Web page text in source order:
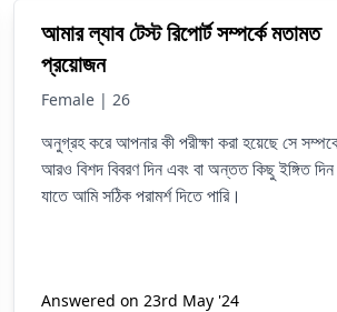
আমার ল্যাব টেস্ট রিপোর্ট সম্পর্কে মতামত
প্রয়োজন
Female | 26
অনুগ্রহ করে আপনার কী পরীক্ষা করা হয়েছে সে
আরও বিশদ বিবরণ দিন এবং বা অন্তত কিছু ইঙ্গিত দিন
যাতে আমি সঠিক পরামর্শ দিতে পারি।
Answered on 23rd May '24